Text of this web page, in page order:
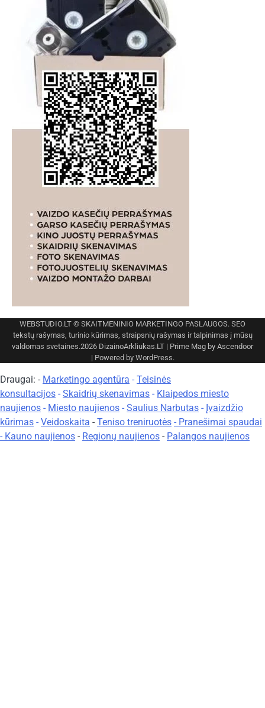
WEBSTUDIO.LT © SKAITMENINIO MARKETINGO PASLAUGOS. SEO
tekstų rašymas, turinio kūrimas, straipsnių rašymas ir talpinimas į mūsų
valdomas svetaines.2026 DizainoArkliukas.LT | Prime Mag by Ascendoor
| Powered by WordPress.
Draugai: - Marketingo agentūra - Teisinės
konsultacijos - Skaidrių skenavimas - Klaipedos miesto
naujienos - Miesto naujienos - Saulius Narbutas - Įvaizdžio
kūrimas - Veidoskaita - Teniso treniruotės - Pranešimai spaudai
- Kauno naujienos - Regionų naujienos - Palangos naujienos